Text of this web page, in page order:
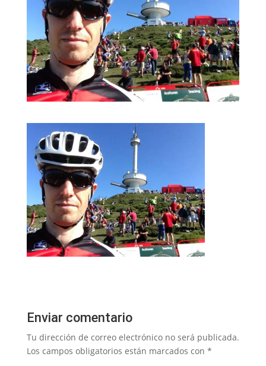
Enviar comentario
Tu dirección de correo electrónico no será publicada.
Los campos obligatorios están marcados con *